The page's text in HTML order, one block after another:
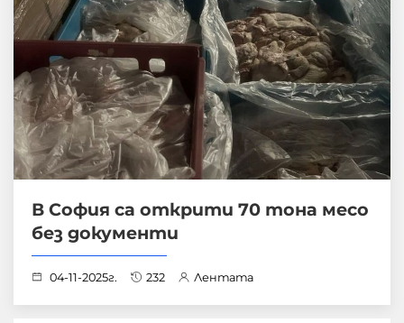
В София са открити 70 тона месо
без документи
04-11-2025г. 232 Лентата